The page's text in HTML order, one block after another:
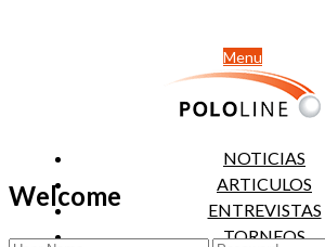
Menu
NOTICIAS
ARTICULOS
ENTREVISTAS
TORNEOS
Welcome